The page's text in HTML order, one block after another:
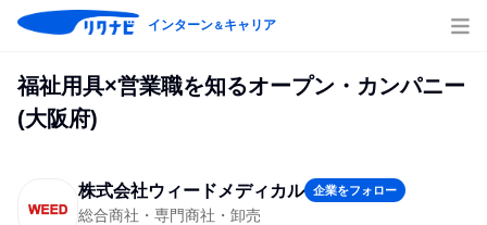
インターン＆キャリア
福祉用具×営業職を知るオープン・カンパニー
(大阪府)
株式会社ウィードメディカル 企業をフォロー
総合商社・専門商社・卸売